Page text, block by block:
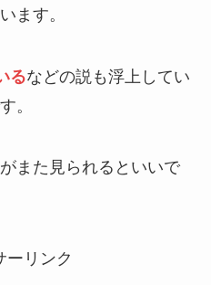
ます。
るなどの説も浮上してい
。
また見られるといいで
ーリンク